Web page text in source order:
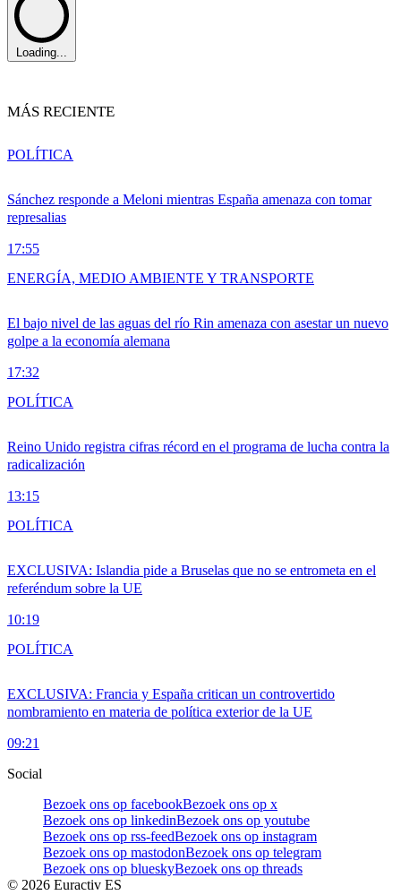
Loading...
MÁS RECIENTE
Sánchez responde a Meloni mientras España amenaza con tomar
represalias
17:55
POLÍTICA
El bajo nivel de las aguas del río Rin amenaza con asestar un nuevo
golpe a la economía alemana
17:32
ENERGÍA, MEDIO AMBIENTE Y TRANSPORTE
Reino Unido registra cifras récord en el programa de lucha contra la
radicalización
13:15
POLÍTICA
EXCLUSIVA: Islandia pide a Bruselas que no se entrometa en el
referéndum sobre la UE
10:19
POLÍTICA
EXCLUSIVA: Francia y España critican un controvertido
nombramiento en materia de política exterior de la UE
09:21
POLÍTICA
Social
Bezoek ons op facebookBezoek ons op x
Bezoek ons op linkedinBezoek ons op youtube
Bezoek ons op rss-feedBezoek ons op instagram
Bezoek ons op mastodonBezoek ons op telegram
Bezoek ons op blueskyBezoek ons op threads
© 2026 Euractiv ES